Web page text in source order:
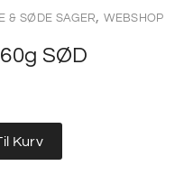
& SØDE SAGER,WEBSHOP
SØD
Kurv